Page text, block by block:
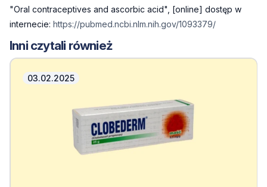
"Oral contraceptives and ascorbic acid", [online] dostęp w
internecie: https://pubmed.ncbi.nlm.nih.gov/1093379/
Inni czytali również
03.02.2025